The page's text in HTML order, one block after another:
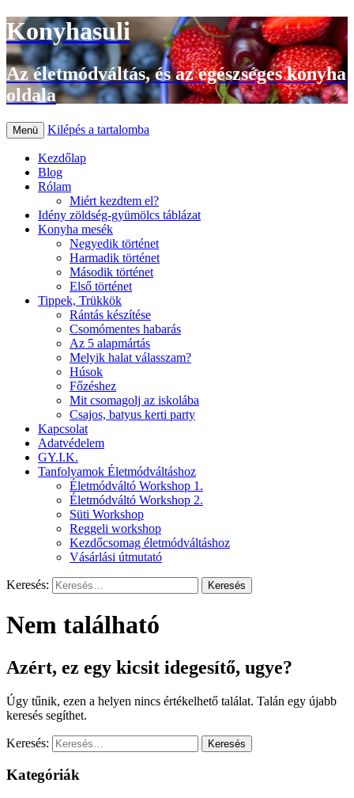
Konyhasuli
Az életmódváltás, és az egészséges konyha
oldala
Menü Kilépés a tartalomba
Kezdőlap
Blog
Rólam
Miért kezdtem el?
Idény zöldség-gyümölcs táblázat
Konyha mesék
Negyedik történet
Harmadik történet
Második történet
Első történet
Tippek, Trükkök
Rántás készítése
Csomómentes habarás
Az 5 alapmártás
Melyik halat válasszam?
Húsok
Főzéshez
Mit csomagolj az iskolába
Csajos, batyus kerti party
Kapcsolat
Adatvédelem
GY.I.K.
Tanfolyamok Életmódváltáshoz
Életmódváltó Workshop 1.
Életmódváltó Workshop 2.
Süti Workshop
Reggeli workshop
Kezdőcsomag életmódváltáshoz
Vásárlási útmutató
Keresés:
Nem található
Azért, ez egy kicsit idegesítő, ugye?
Úgy tűnik, ezen a helyen nincs értékelhető találat. Talán egy újabb
keresés segíthet.
Keresés:
Kategóriák